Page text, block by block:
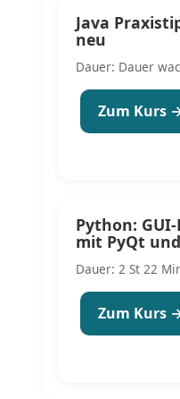
Java
neu
Dauer: Dauer
Zum Kurs
Python:
mit PyQt
Dauer: 2 St 22
Zum Kurs